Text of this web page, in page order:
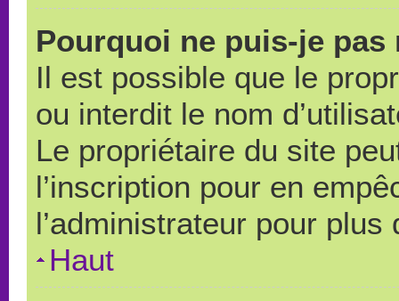
Pourquoi ne puis-je pas
Il est possible que le
ou interdit le nom
Le propriétaire du site
l’inscription pour en
l’administrateur pour
Haut